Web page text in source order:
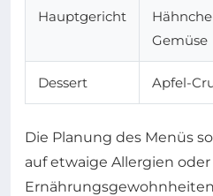
Hauptgericht
Gemüse
Dessert Apfel-
Die Planung des Menüs
auf etwaige Allergien oder